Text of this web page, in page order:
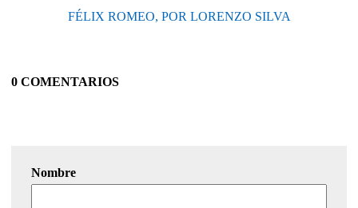
FÉLIX ROMEO, POR LORENZO SILVA
0 COMENTARIOS
Nombre